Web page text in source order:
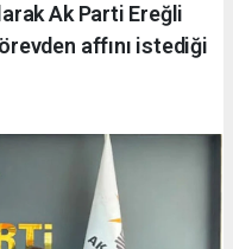
Ak Parti Ereğli
affını istediği